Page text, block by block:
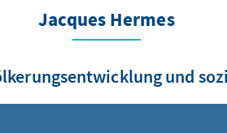
Jacques Hermes
und